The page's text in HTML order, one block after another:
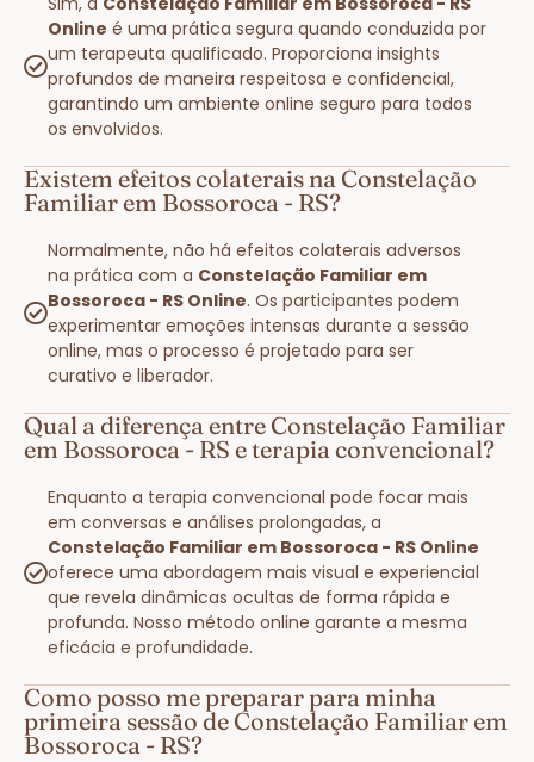
Online é uma prática segura quando conduzida por
um terapeuta qualificado. Proporciona insights
profundos de maneira respeitosa e confidencial,
garantindo um ambiente online seguro para todos
os envolvidos.
Existem efeitos colaterais na Constelação
Familiar em Bossoroca - RS?
Normalmente, não há efeitos colaterais adversos
na prática com a Constelação Familiar em
Bossoroca - RS Online. Os participantes podem
experimentar emoções intensas durante a sessão
online, mas o processo é projetado para ser
curativo e liberador.
Qual a diferença entre Constelação Familiar
em Bossoroca - RS e terapia convencional?
Enquanto a terapia convencional pode focar mais
em conversas e análises prolongadas, a
Constelação Familiar em Bossoroca - RS Online
oferece uma abordagem mais visual e experiencial
que revela dinâmicas ocultas de forma rápida e
profunda. Nosso método online garante a mesma
eficácia e profundidade.
Como posso me preparar para minha
primeira sessão de Constelação Familiar em
Bossoroca - RS?